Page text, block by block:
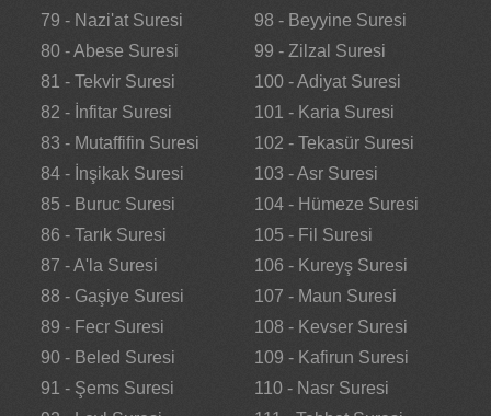
79 - Nazi'at Suresi
80 - Abese Suresi
81 - Tekvir Suresi
82 - İnfitar Suresi
83 - Mutaffifin Suresi
84 - İnşikak Suresi
85 - Buruc Suresi
86 - Tarık Suresi
87 - A'la Suresi
88 - Gaşiye Suresi
89 - Fecr Suresi
90 - Beled Suresi
91 - Şems Suresi
98 - Beyyine Suresi
99 - Zilzal Suresi
100 - Adiyat Suresi
101 - Karia Suresi
102 - Tekasür Suresi
103 - Asr Suresi
104 - Hümeze Suresi
105 - Fil Suresi
106 - Kureyş Suresi
107 - Maun Suresi
108 - Kevser Suresi
109 - Kafirun Suresi
110 - Nasr Suresi